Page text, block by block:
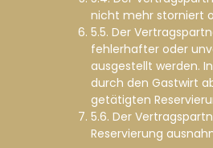
nicht mehr storniert
5.5. Der
fehlerhafter oder
ausgestellt werden.
durch den Gastwirt
getätigten
5.6. Der
Reservierung